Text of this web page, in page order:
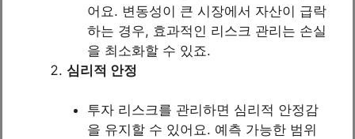
어요. 변동성이 큰 시장에서 자산이 급락
하는 경우, 효과적인 리스크 관리는 손실
을 최소화할 수 있죠.
심리적 안정
투자 리스크를 관리하면 심리적 안정감
을 유지할 수 있어요. 예측 가능한 범위